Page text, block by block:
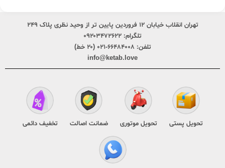
تهران انقلاب خیابان ۱۲ فروردین پایین تر از وحید نظری پلاک ۲۴۹
تلگرام: ۰۹۲۰۳۴۷۲۶۲۲
تلفن: ۶۶۴۸۴۰۰۸-۰۲۱ (۲۰ خط)
info@ketab.love
تحویل پستی تحویل موتوری ضمانت اصالت تخفیف دائمی